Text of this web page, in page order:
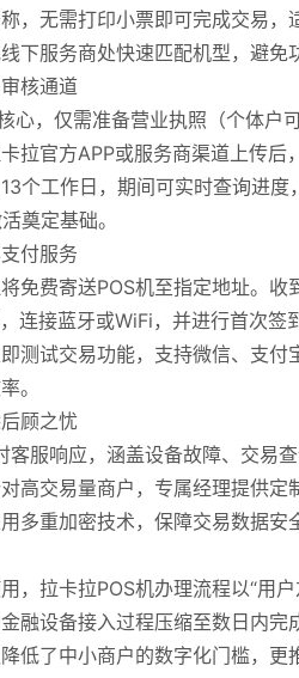
，无需打印小票即可完成交易
下服务商处快速匹配机型，避免
核通道
心，仅需准备营业执照（个体
拉官方APP或服务商渠道上传
个工作日，期间可实时查询进
奠定基础。
付服务
免费寄送POS机至指定地址。
连接蓝牙或WiFi，并进行首次
测试交易功能，支持微信、支
。
顾之忧
服响应，涵盖设备故障、交易
高交易量商户，专属经理提供
多重加密技术，保障交易数据安
，拉卡拉POS机办理流程以“用
融设备接入过程压缩至数日内
低了中小商户的数字化门槛，